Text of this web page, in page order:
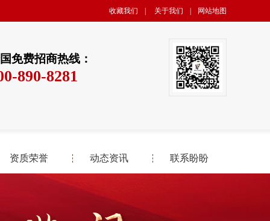
收藏我们 关于我们 网站地图
免费招商热线：
890-8281
资质荣誉 动态资讯 联系盼盼